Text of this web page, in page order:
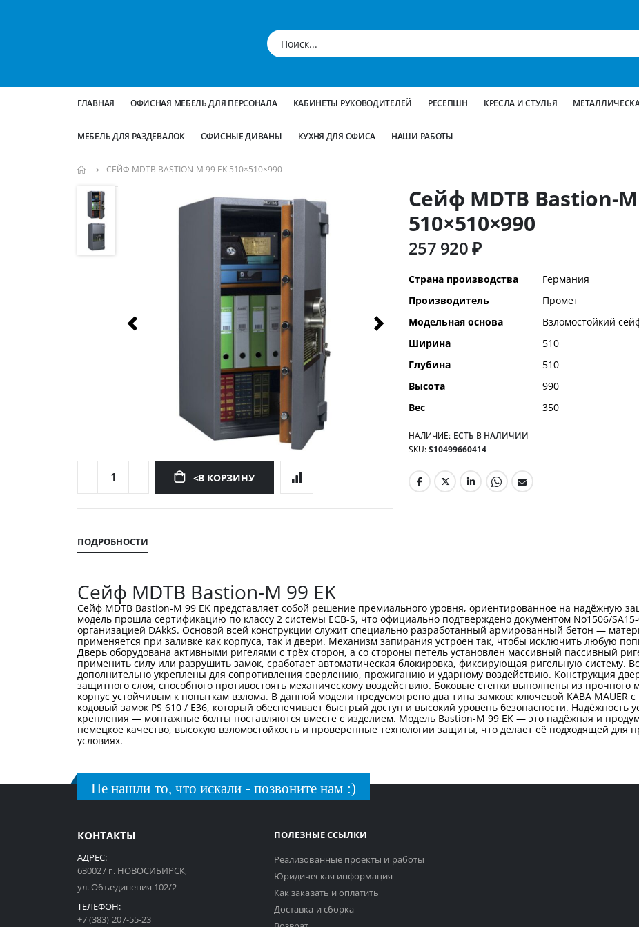
ГЛАВНАЯ ОФИСНАЯ МЕБЕЛЬ ДЛЯ ПЕРСОНАЛА КАБИНЕТЫ РУКОВОДИТЕЛЕЙ РЕСЕПШН КРЕСЛА И СТУЛЬЯ
МЕБЕЛЬ ДЛЯ РАЗДЕВАЛОК ОФИСНЫЕ ДИВАНЫ КУХНЯ ДЛЯ ОФИСА НАШИ РАБОТЫ
СЕЙФ MDTB BASTION-M 99 EK 510×510×990
Пропустить
перейти
галереям
изображений
<В КОРЗИНУ
Перейти
началу
галереи
изображений
Сейф MDTB Bastion-M
510×510×990
257 920 ₽
Дополнительная
информация
Страна производства
Германия
Производитель
Промет
Модельная основа
Взломостойкий
Ширина
510
Глубина
510
Высота
990
Вес
350
НАЛИЧИЕ: ЕСТЬ В НАЛИЧИИ
SKU S10499660414
ПОДРОБНОСТИ
Сейф MDTB Bastion-M 99 EK
Сейф MDTB Bastion-M 99 EK представляет собой решение премиального уровня, ориентированное на надёжную
модель прошла сертификацию по классу 2 системы ECB-S, что официально подтверждено документом No1506/
организацией DAkkS. Основой всей конструкции служит специально разработанный армированный бетон —
применяется при заливке как корпуса, так и двери. Механизм запирания устроен так, чтобы исключить любую
Дверь оборудована активными ригелями с трёх сторон, а со стороны петель установлен массивный пассивный
применить силу или разрушить замок, сработает автоматическая блокировка, фиксирующая ригельную систему.
дополнительно укреплены для сопротивления сверлению, прожиганию и ударному воздействию. Конструкция
защитного слоя, способного противостоять механическому воздействию. Боковые стенки выполнены из
корпус устойчивым к попыткам взлома. В данной модели предусмотрено два типа замков: ключевой KABA MAUER
кодовый замок PS 610 / E36, который обеспечивает быстрый доступ и высокий уровень безопасности. Надёжность
крепления — монтажные болты поставляются вместе с изделием. Модель Bastion-M 99 EK — это надёжная и
немецкое качество, высокую взломостойкость и проверенные технологии защиты, что делает её подходящей для
условиях.
Не нашли то, что искали - позвоните нам :)
КОНТАКТЫ
АДРЕС:
630027 г. НОВОСИБИРСК,
ул. Объединения 102/2
ТЕЛЕФОН:
+7 (383) 207-55-23
ПОЛЕЗНЫЕ ССЫЛКИ
Реализованные проекты и работы
Юридическая информация
Как заказать и оплатить
Доставка и сборка